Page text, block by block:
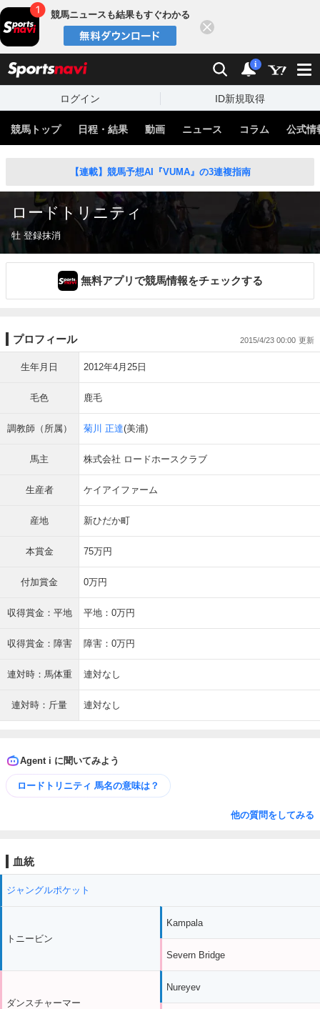
競馬ニュースも結果もすぐわかる
検索 通知
i
ログイン ID新規取得
競馬トップ 日程・結果 動画 ニュース コラム 公式情
【連載】競馬予想AI『VUMA』の3連複指南
ロードトリニティ
牡 登録抹消
無料アプリで競馬情報をチェックする
プロフィール 2015/4/23 00:00
生年月日 2012年4月25日
毛色 鹿毛
調教師（所属） 菊川 正達(美浦)
馬主 株式会社 ロードホースクラブ
生産者 ケイアイファーム
産地 新ひだか町
本賞金 75万円
付加賞金 0万円
収得賞金：平地 平地：0万円
収得賞金：障害 障害：0万円
連対時：馬体重 連対なし
連対時：斤量 連対なし
Agent i に聞いてみよう
ロードトリニティ 馬名の意味は？
他の質問をしてみる
血統
ジャングルポケット
トニービン
ダンスチャーマー
Kampala
Severn Bridge
Nureyev